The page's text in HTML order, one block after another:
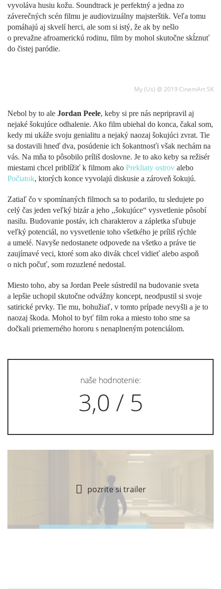
vyvoláva husiu kožu. Soundtrack je perfektný a jedna zo
záverečných scén filmu je audiovizuálny majsterštik. Veľa tomu
pomáhajú aj skvelí herci, ale som si istý, že ak by nešlo
o prevažne afroamerickú rodinu, film by mohol skutočne skĺznuť
do čistej paródie.
My (Us) @ 2019 CinemArt SK
Nebol by to ale Jordan Peele, keby si pre nás nepripravil aj
nejaké šokujúce odhalenie. Ako film ubiehal do konca, čakal som,
kedy mi ukáže svoju genialitu a nejaký naozaj šokujúci zvrat. Tie
sa dostavili hneď dva, posúdenie ich šokantnosťi však nechám na
vás. Na mňa to pôsobilo príliš doslovne. Je to ako keby sa režisér
miestami chcel priblížiť k filmom ako Prekliaty ostrov alebo
Počiatok, ktorých konce vyvolajú diskusie a zároveň šokujú.
Zatiaľ čo v spomínaných filmoch sa to podarilo, tu sledujete po
celý čas jeden veľký bizár a jeho ,,šokujúce“ vysvetlenie pôsobí
nasilu. Budovanie postáv, ich charakterov a zápletka sľubuje
veľký potenciál, no vysvetlenie toho všetkého je príliš rýchle
a umelé. Navyše nedostanete odpovede na všetko a práve tie
zaujímavé veci, ktoré som ako divák chcel vidieť alebo aspoň
o nich počuť, som rozuzlené nedostal.
Miesto toho, aby sa Jordan Peele sústredil na budovanie sveta
a lepšie uchopil skutočne odvážny koncept, neodpustil si svoje
satirické prvky. Tie mu, bohužiaľ, v tomto prípade nevyšli a je to
naozaj škoda. Mohol to byť film roka a miesto toho sme sa
dočkali priemerného hororu s nenaplneným potenciálom.
naše hodnotenie:
3,0 / 5
pozrite si trailer